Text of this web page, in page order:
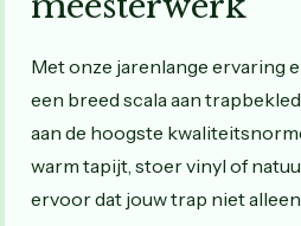
Met onze jarenlange ervaring
een breed scala aan
aan de hoogste
warm tapijt, stoer vinyl of
ervoor dat jouw trap niet